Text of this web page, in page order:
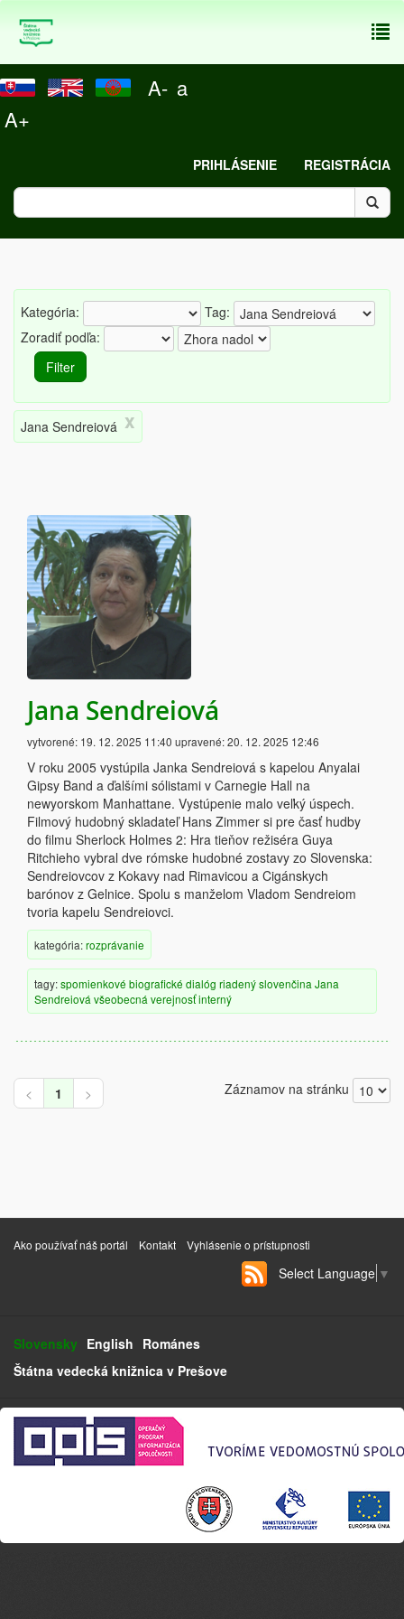
A- a
A+
PRIHLÁSENIE REGISTRÁCIA
Kategória:
Tag:
Zoradiť podľa:
Jana Sendreiová x
Jana Sendreiová
vytvorené: 19. 12. 2025 11:40 upravené:20. 12. 2025 12:46
V roku 2005 vystúpila Janka Sendreiová s kapelou Anyalai
Gipsy Band a ďalšími sólistami v Carnegie Hall na
newyorskom Manhattane. Vystúpenie malo veľký úspech.
Filmový hudobný skladateľ Hans Zimmer si pre časť hudby
do filmu Sherlock Holmes 2: Hra tieňov režiséra Guya
Ritchieho vybral dve rómske hudobné zostavy zo Slovenska:
Sendreiovcov z Kokavy nad Rimavicou a Cigánskych
barónov z Gelnice. Spolu s manželom Vladom Sendreiom
tvoria kapelu Sendreiovci.
kategória:rozprávanie
tagy:spomienkové biografické dialóg riadenýslovenčina Jana
Sendreiová všeobecná verejnosťinterný
< 1 > Záznamov na stránku
Ako používať náš portál Kontakt Vyhlásenie o prístupnosti
Select Language ▼
Slovensky English Románes
Štátna vedecká knižnica v Prešove